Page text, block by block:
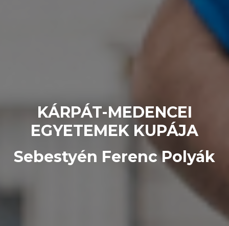
KÁRPÁT-MEDENCEI
EGYETEMEK KUPÁJA
Sebestyén Ferenc Polyák